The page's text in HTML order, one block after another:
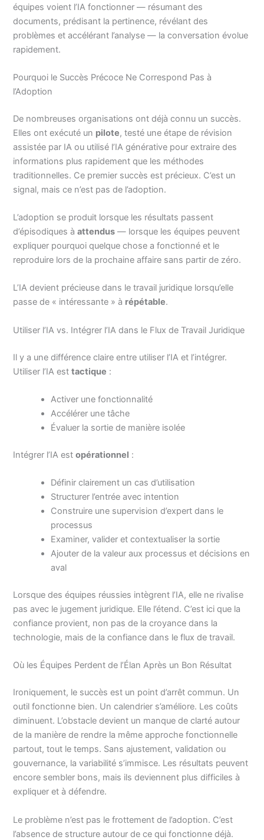
équipes voient l’IA fonctionner — résumant des
documents, prédisant la pertinence, révélant des
problèmes et accélérant l’analyse — la conversation évolue
rapidement.
Pourquoi le Succès Précoce Ne Correspond Pas à
l’Adoption
De nombreuses organisations ont déjà connu un succès.
Elles ont exécuté un pilote, testé une étape de révision
assistée par IA ou utilisé l’IA générative pour extraire des
informations plus rapidement que les méthodes
traditionnelles. Ce premier succès est précieux. C’est un
signal, mais ce n’est pas de l’adoption.
L’adoption se produit lorsque les résultats passent
d’épisodiques àattendus — lorsque les équipes peuvent
expliquer pourquoi quelque chose a fonctionné et le
reproduire lors de la prochaine affaire sans partir de zéro.
L’IA devient précieuse dans le travail juridique lorsqu’elle
passe de « intéressante » à répétable.
Utiliser l’IA vs. Intégrer l’IA dans le Flux de Travail Juridique
Il y a une différence claire entre utiliser l’IA et l’intégrer.
Utiliser l’IA esttactique :
Activer une fonctionnalité
Accélérer une tâche
Évaluer la sortie de manière isolée
Intégrer l’IA estopérationnel :
Définir clairement un cas d’utilisation
Structurer l’entrée avec intention
Construire une supervision d’expert dans le
processus
Examiner, valider et contextualiser la sortie
Ajouter de la valeur aux processus et décisions en
aval
Lorsque des équipes réussies intègrent l’IA, elle ne rivalise
pas avec le jugement juridique. Elle l’étend. C’est ici que la
confiance provient, non pas de la croyance dans la
technologie, mais de la confiance dans le flux de travail.
Où les Équipes Perdent de l’Élan Après un Bon Résultat
Ironiquement, le succès est un point d’arrêt commun. Un
outil fonctionne bien. Un calendrier s’améliore. Les coûts
diminuent. L’obstacle devient un manque de clarté autour
de la manière de rendre la même approche fonctionnelle
partout, tout le temps. Sans ajustement, validation ou
gouvernance, la variabilité s’immisce. Les résultats peuvent
encore sembler bons, mais ils deviennent plus difficiles à
expliquer et à défendre.
Le problème n’est pas le frottement de l’adoption. C’est
l’absence de structure autour de ce qui fonctionne déjà.